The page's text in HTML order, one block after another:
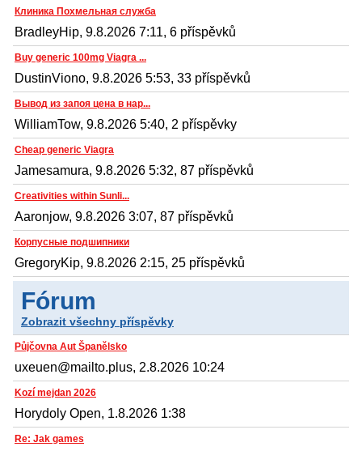
Клиника Похмельная служба
BradleyHip, 9.8.2026 7:11, 6 příspěvků
Buy generic 100mg Viagra ...
DustinViono, 9.8.2026 5:53, 33 příspěvků
Вывод из запоя цена в нар...
WilliamTow, 9.8.2026 5:40, 2 příspěvky
Cheap generic Viagra
Jamesamura, 9.8.2026 5:32, 87 příspěvků
Creativities within Sunli...
Aaronjow, 9.8.2026 3:07, 87 příspěvků
Корпусные подшипники
GregoryKip, 9.8.2026 2:15, 25 příspěvků
Fórum
Zobrazit všechny příspěvky
Půjčovna Aut Španělsko
uxeuen@mailto.plus, 2.8.2026 10:24
Kozí mejdan 2026
Horydoly Open, 1.8.2026 1:38
Re: Jak games